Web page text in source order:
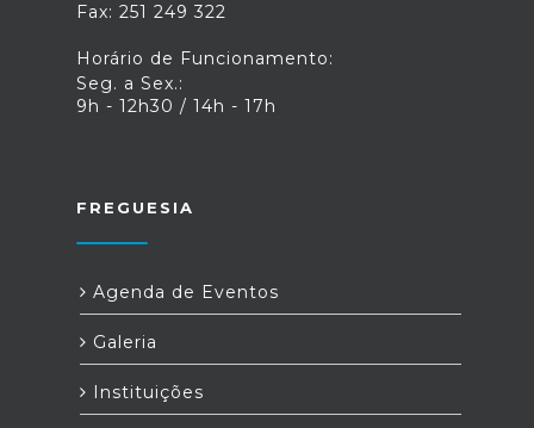
Fax: 251 249 322
Horário de Funcionamento:
Seg. a Sex.:
9h - 12h30 / 14h - 17h
FREGUESIA
Agenda de Eventos
Galeria
Instituições